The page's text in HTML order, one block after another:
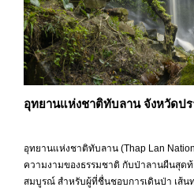
อุทยานแห่งชาติทับลาน จังหวัดป
อุทยานแห่งชาติทับลาน (Thap Lan
ความงามของธรรมชาติ กับป่าลานผืนสุด
สมบูรณ์ สำหรับผู้ที่ชื่นชอบการเดินป่า เส้น